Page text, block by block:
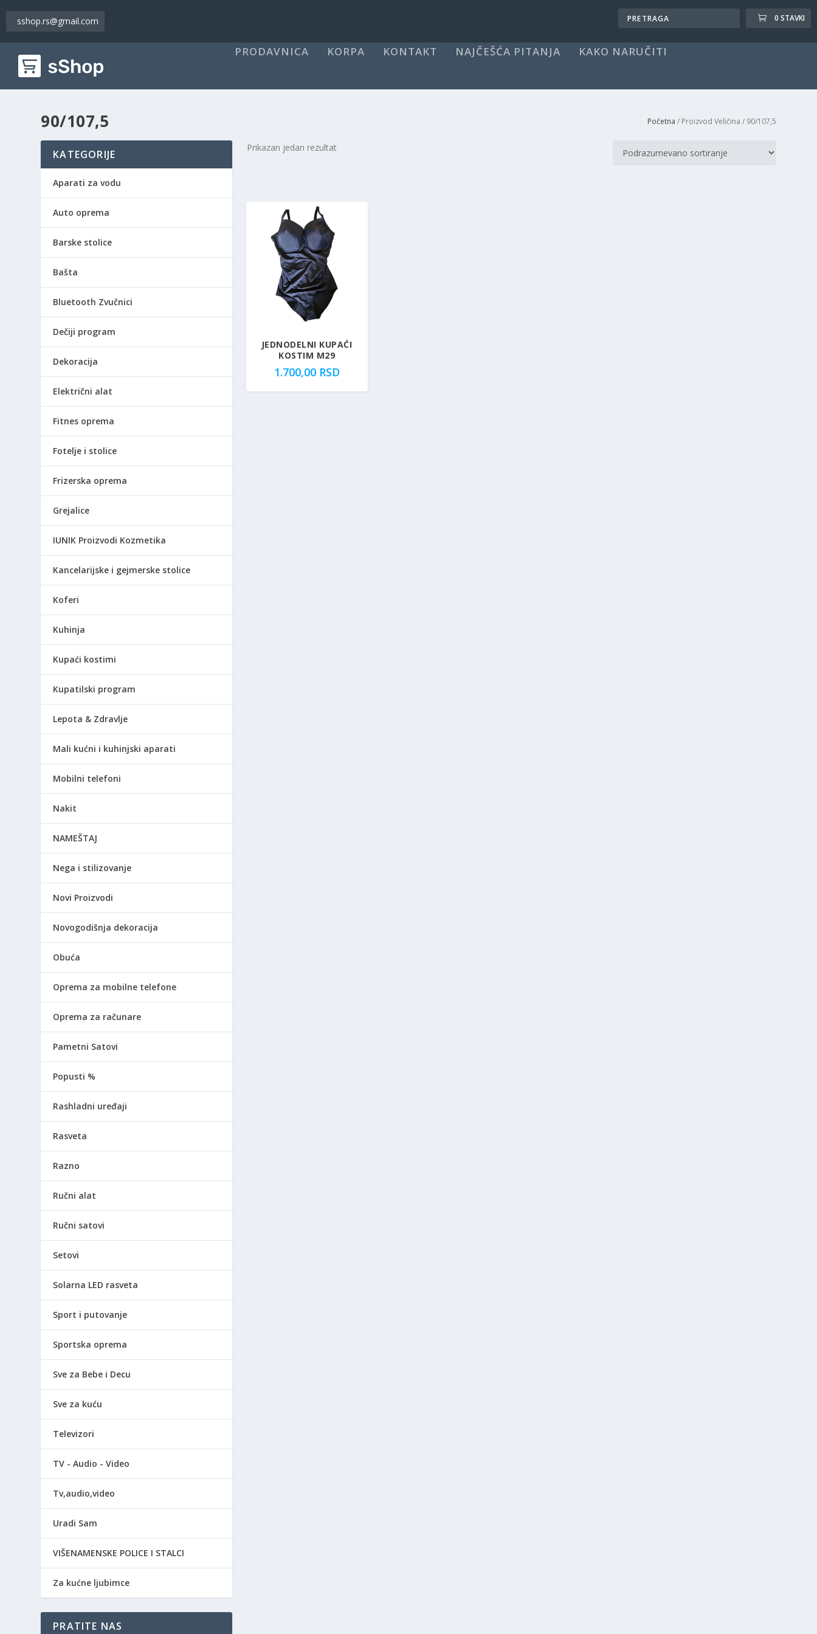
sshop.rs@gmail.com 0 STAVKI
PRODAVNICA KORPA KONTAKT NAJČEŠĆA PITANJA KAKO NARUČITI
90/107,5 Početna / Proizvod Veličina / 90/107,5
Prikazan jedan rezultat
JEDNODELNI KUPAĆI
KOSTIM M29
1.700,00 RSD
KATEGORIJE
Aparati za vodu
Auto oprema
Barske stolice
Bašta
Bluetooth Zvučnici
Dečiji program
Dekoracija
Električni alat
Fitnes oprema
Fotelje i stolice
Frizerska oprema
Grejalice
IUNIK Proizvodi Kozmetika
Kancelarijske i gejmerske stolice
Koferi
Kuhinja
Kupaći kostimi
Kupatilski program
Lepota & Zdravlje
Mali kućni i kuhinjski aparati
Mobilni telefoni
Nakit
NAMEŠTAJ
Nega i stilizovanje
Novi Proizvodi
Novogodišnja dekoracija
Obuća
Oprema za mobilne telefone
Oprema za računare
Pametni Satovi
Popusti %
Rashladni uređaji
Rasveta
Razno
Ručni alat
Ručni satovi
Setovi
Solarna LED rasveta
Sport i putovanje
Sportska oprema
Sve za Bebe i Decu
Sve za kuću
Televizori
TV - Audio - Video
Tv,audio,video
Uradi Sam
VIŠENAMENSKE POLICE I STALCI
Za kućne ljubimce
PRATITE NAS